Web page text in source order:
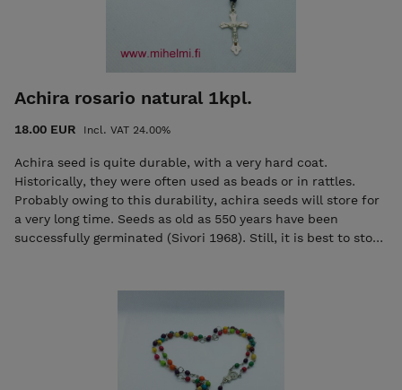
Achira rosario natural 1kpl.
18.00 EUR Incl. VAT 24.00%
Achira seed is quite durable, with a very hard coat.
Historically, they were often used as beads or in rattles.
Probably owing to this durability, achira seeds will store for
a very long time. Seeds as old as 550 years have been
successfully germinated (Sivori 1968). Still, it is best to store
more at 50° F (10 C). koru on käsintehtyjä Suunniteltu ja